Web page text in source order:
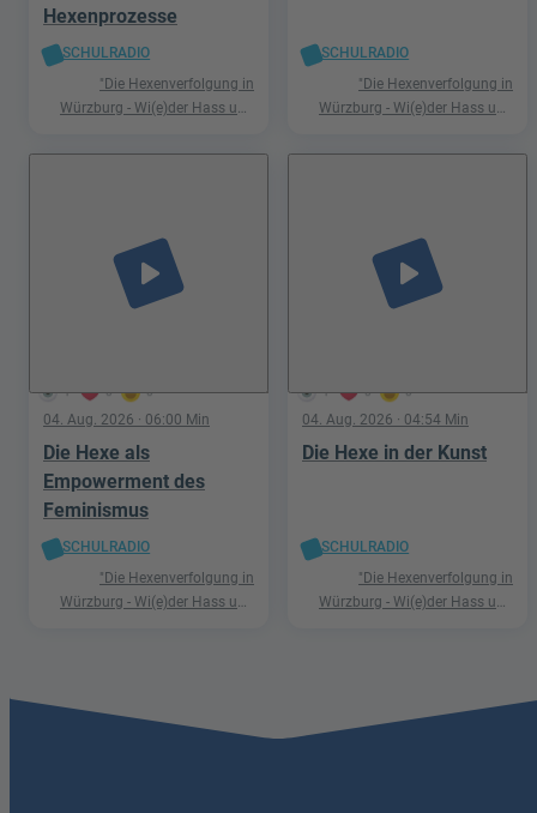
Hexenprozesse
SCHULRADIO
"Die Hexenverfolgung in
Würzburg - Wi(e)der Hass und
SCHULRADIO
"Die Hexenverfolgung in
Würzburg - Wi(e)der Hass und
1 0 0
play_arrow
04. Aug. 2026 · 06:00 Min
Die Hexe als
Empowerment des
Feminismus
SCHULRADIO
"Die Hexenverfolgung in
Würzburg - Wi(e)der Hass und
1 0 0
play_arrow
04. Aug. 2026 · 04:54 Min
Die Hexe in der Kunst
SCHULRADIO
"Die Hexenverfolgung in
Würzburg - Wi(e)der Hass und